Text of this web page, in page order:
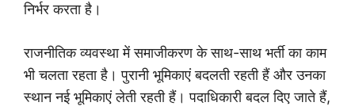
निर्भर करता है।
राजनीतिक व्यवस्था में समाजीकरण के साथ-साथ भर्ती का काम
भी चलता रहता है। पुरानी भूमिकाएं बदलती रहती हैं और उनका
स्थान नई भूमिकाएं लेती रहती हैं। पदाधिकारी बदल दिए जाते हैं,